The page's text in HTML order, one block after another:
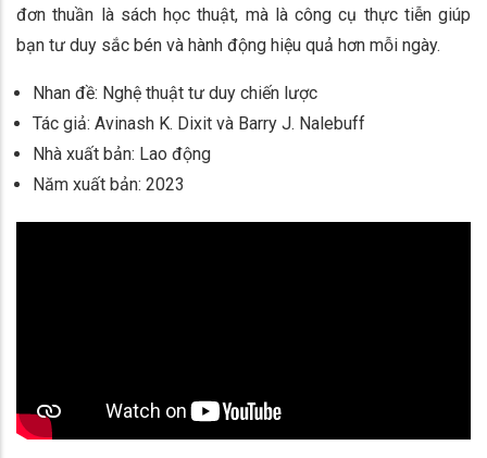
đơn thuần là sách học thuật, mà là công cụ thực tiễn giúp
bạn tư duy sắc bén và hành động hiệu quả hơn mỗi ngày.
Nhan đề: Nghệ thuật tư duy chiến lược
Tác giả: Avinash K. Dixit và Barry J. Nalebuff
Nhà xuất bản: Lao động
Năm xuất bản: 2023